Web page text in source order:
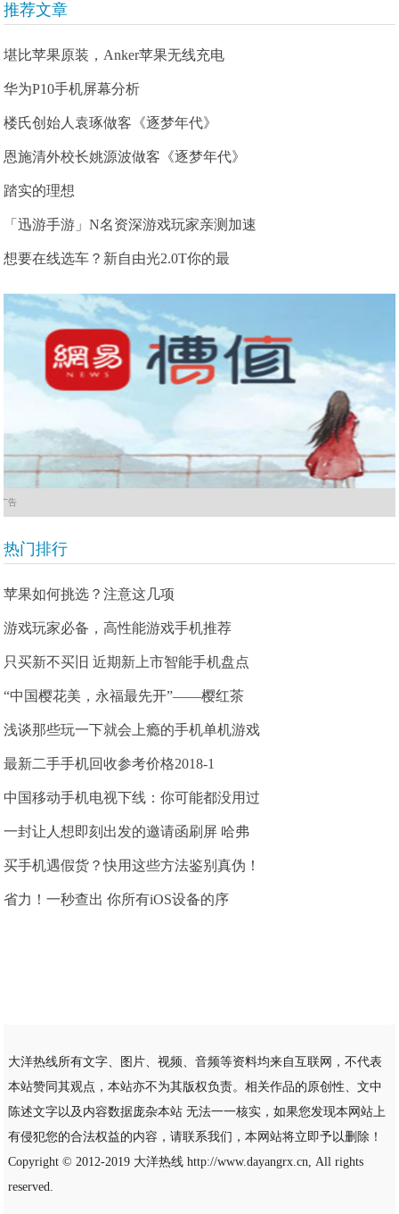
推荐文章
堪比苹果原装，Anker苹果无线充电
华为P10手机屏幕分析
楼氏创始人袁琢做客《逐梦年代》
恩施清外校长姚源波做客《逐梦年代》
踏实的理想
「迅游手游」N名资深游戏玩家亲测加速
想要在线选车？新自由光2.0T你的最
广告
热门排行
苹果如何挑选？注意这几项
游戏玩家必备，高性能游戏手机推荐
只买新不买旧 近期新上市智能手机盘点
“中国樱花美，永福最先开”——樱红茶
浅谈那些玩一下就会上瘾的手机单机游戏
最新二手手机回收参考价格2018-1
中国移动手机电视下线：你可能都没用过
一封让人想即刻出发的邀请函刷屏 哈弗
买手机遇假货？快用这些方法鉴别真伪！
省力！一秒查出 你所有iOS设备的序
大洋热线所有文字、图片、视频、音频等资料均来自互联网，不代表
本站赞同其观点，本站亦不为其版权负责。相关作品的原创性、文中
陈述文字以及内容数据庞杂本站 无法一一核实，如果您发现本网站上
有侵犯您的合法权益的内容，请联系我们，本网站将立即予以删除！
Copyright © 2012-2019 大洋热线http://www.dayangrx.cn, All rights
reserved.